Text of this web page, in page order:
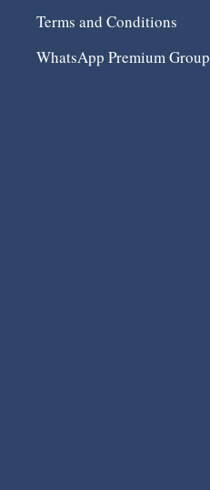
Terms and Conditions
WhatsApp Premium Group